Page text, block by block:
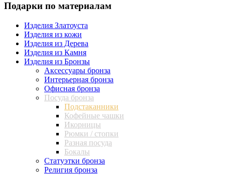
Подарки по материалам
Изделия Златоуста
Изделия из кожи
Изделия из Дерева
Изделия из Камня
Изделия из Бронзы
Аксессуары бронза
Интерьерная бронза
Офисная бронза
Посуда бронза
Подстаканники
Кофейные чашки
Икорницы
Рюмки / стопки
Разная посуда
Бокалы
Статуэтки бронза
Религия бронза